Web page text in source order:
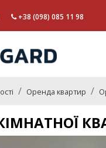
+38 (098) 085 11 98
Оренда квартир